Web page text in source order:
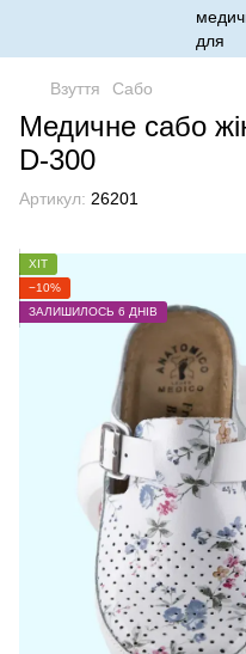
Взуття Сабо
Медичне сабо
D-300
Артикул: 26201
ХІТ
−10%
ЗАЛИШИЛОСЬ 6 ДНІВ